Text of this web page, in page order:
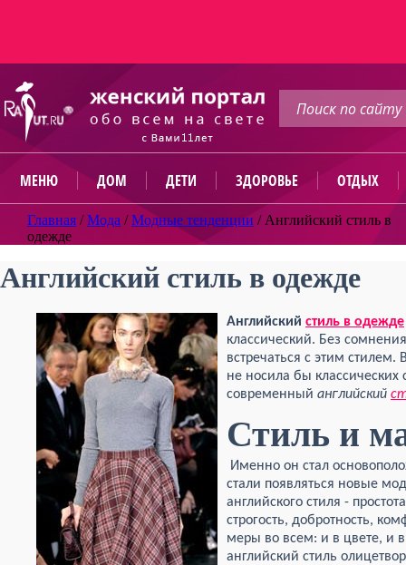
МЕНЮ ДОМ ДЕТИ ЗДОРОВЬЕ ОТДЫХ
Главная /Мода /Модные тенденции / Английский стиль в
одежде
Английский стиль в одежде
Английский стиль в одежде
классический. Без
встречаться с этим стилем.
не носила бы классических
современный английский
Стиль и
Именно он стал
стали появляться новые
английского стиля -
строгость, добротность,
меры во всем: и в цвете, и в
английский стиль